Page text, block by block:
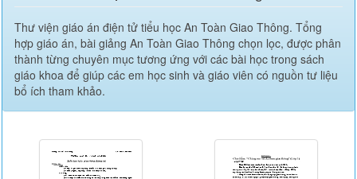
Thư viện giáo án điện tử tiểu học An Toàn Giao Thông. Tổng
hợp giáo án, bài giảng An Toàn Giao Thông chọn lọc, được phân
thành từng chuyên mục tương ứng với các bài học trong sách
giáo khoa để giúp các em học sinh và giáo viên có nguồn tư liệu
bổ ích tham khảo.